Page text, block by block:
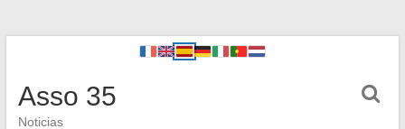
Asso 35
Noticias